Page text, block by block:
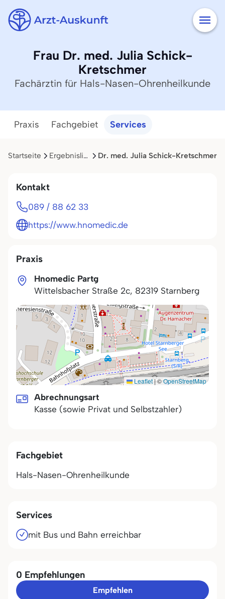
Frau Dr. med. Julia Schick-
Kretschmer
Fachärztin für Hals-Nasen-Ohrenheilkunde
Praxis Fachgebiet Services
Startseite Ergebnisliste Dr. med. Julia Schick-Kretschmer
Praxis
Hnomedic Partg
Wittelsbacher Straße 2c, 82319 Starnberg
Leaflet|©OpenStreetMap
Abrechnungsart
Kasse (sowie Privat und Selbstzahler)
Fachgebiet
Hals-Nasen-Ohrenheilkunde
Services
mit Bus und Bahn erreichbar
0 Empfehlungen
Empfehlen
Kontakt
089 / 88 62 33
https://www.hnomedic.de